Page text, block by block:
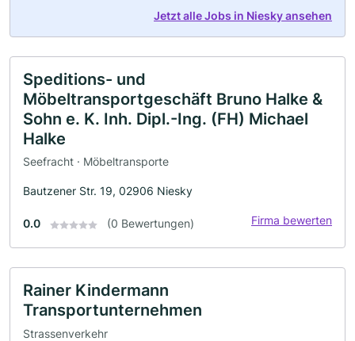
Jetzt alle Jobs in Niesky ansehen
Speditions- und
Möbeltransportgeschäft Bruno Halke &
Sohn e. K. Inh. Dipl.-Ing. (FH) Michael
Halke
Seefracht · Möbeltransporte
Bautzener Str. 19, 02906 Niesky
0.0 (0 Bewertungen) Firma bewerten
Rainer Kindermann
Transportunternehmen
Strassenverkehr